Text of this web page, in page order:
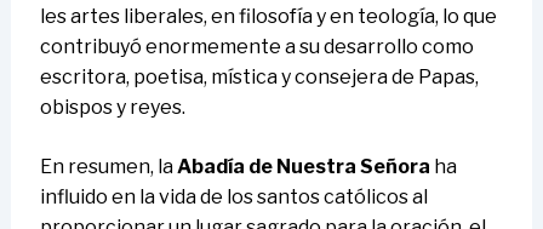
les artes liberales, en filosofía y en teología, lo que
contribuyó enormemente a su desarrollo como
escritora, poetisa, mística y consejera de Papas,
obispos y reyes.
En resumen, laAbadía de Nuestra Señora ha
influido en la vida de los santos católicos al